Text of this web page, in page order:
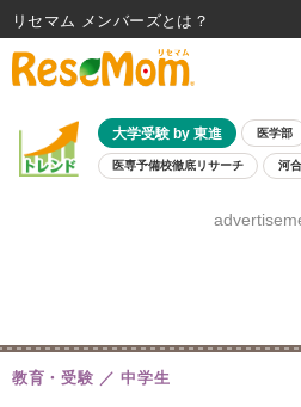
大学受験 by 東進 医学部
医専予備校徹底リサーチ 河
8月開催学校説明会
教育・受験 中学生
リセマム メンバーズ